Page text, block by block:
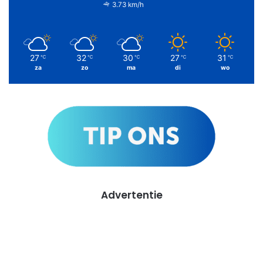
3.73 km/h
27 ℃
za
32 ℃
zo
30 ℃
ma
27 ℃
di
31 ℃
wo
Advertentie